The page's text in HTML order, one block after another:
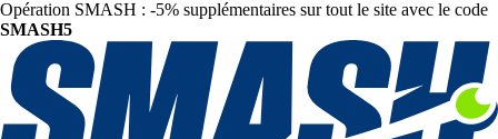
Opération SMASH : -5% supplémentaires sur tout le site avec le code
SMASH5